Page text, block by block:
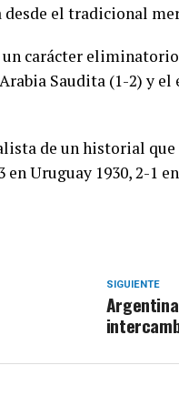
el tradicional
carácter
Saudita (1-2) y
de un historial
Uruguay 1930, 2-1
SIGUIENTE